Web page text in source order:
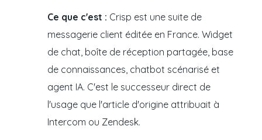
Ce que c'est : Crisp est une suite de
messagerie client éditée en France. Widget
de chat, boîte de réception partagée, base
de connaissances, chatbot scénarisé et
agent IA. C'est le successeur direct de
l'usage que l'article d'origine attribuait à
Intercom ou Zendesk.